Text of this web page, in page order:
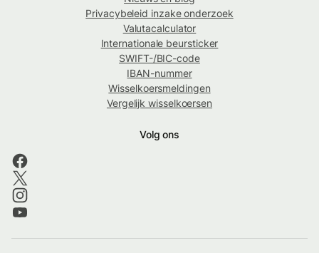
Privacybeleid inzake onderzoek
Valutacalculator
Internationale beursticker
SWIFT-/BIC-code
IBAN-nummer
Wisselkoersmeldingen
Vergelijk wisselkoersen
Volg ons